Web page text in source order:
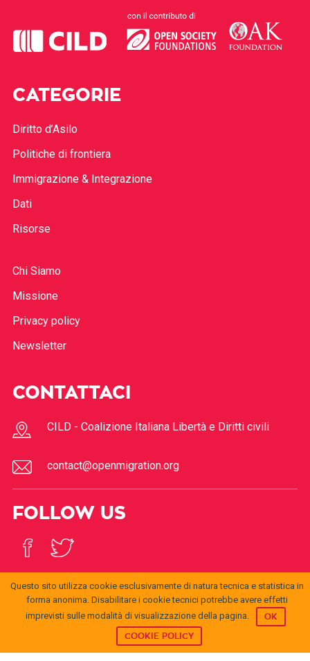
CATEGORIE
Diritto d’Asilo
Politiche di frontiera
Immigrazione & Integrazione
Dati
Risorse
Chi Siamo
Missione
Privacy policy
Newsletter
CONTATTACI
CILD - Coalizione Italiana Libertà e Diritti civili
contact@openmigration.org
FOLLOW US
is licensed under aCreative
Commons Attribution 4.0 International License.
Permissions beyond the scope of this license may be
available atinfo@cild.eu
© 2017 Open
Questo sito utilizza cookie esclusivamente di natura tecnica e statistica in
forma anonima. Disabilitare i cookie tecnici potrebbe avere effetti
imprevisti sulle modalità di visualizzazione della pagina.
OK
COOKIE POLICY